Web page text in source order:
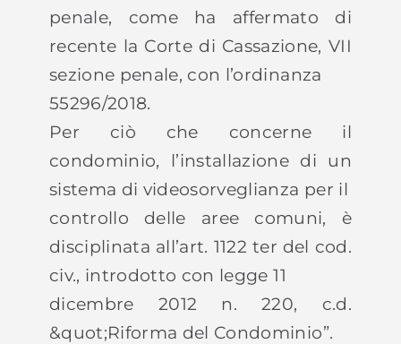
penale, come ha affermato di
recente la Corte di Cassazione, VII
sezione penale, con l’ordinanza
55296/2018.
Per ciò che concerne il
condominio, l’installazione di un
sistema di videosorveglianza per il
controllo delle aree comuni, è
disciplinata all’art. 1122 ter del cod.
civ., introdotto con legge 11
dicembre 2012 n. 220, c.d.
&quot;Riforma del Condominio”.